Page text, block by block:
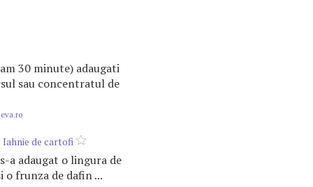
30 minute) adaugati
sau concentratul de
de cartofi
a adaugat o lingura de
o frunza de dafin ...